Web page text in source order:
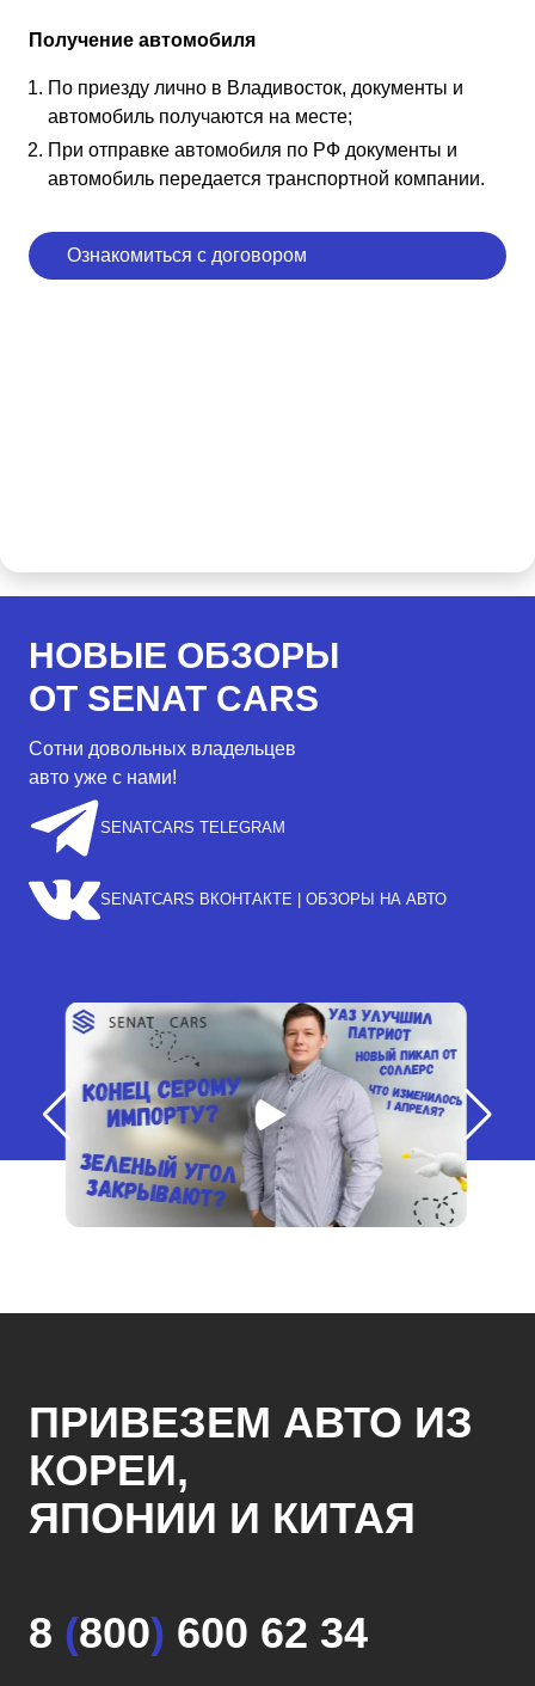
Получение автомобиля
По приезду лично в Владивосток, документы и
автомобиль получаются на месте;
При отправке автомобиля по РФ документы и
автомобиль передается транспортной компании.
Ознакомиться с договором
НОВЫЕ ОБЗОРЫ
ОТ SENAT CARS
Сотни довольных владельцев
авто уже с нами!
SENATCARS TELEGRAM
SENATCARS ВКОНТАКТЕ | ОБЗОРЫ НА АВТО
ПРИВЕЗЕМ АВТО ИЗ
КОРЕИ,
ЯПОНИИ И КИТАЯ
8 (800) 600 62 34